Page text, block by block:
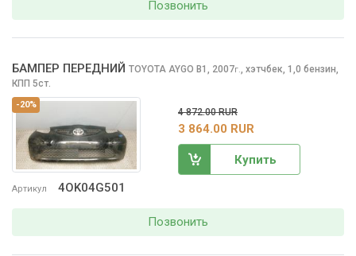
Позвонить
-20%
Артикул 4OK04G501
БАМПЕР ПЕРЕДНИЙ TOYOTA AYGO B1, 2007г., хэтчбек, 1,0 бензин,
КПП 5ст.
4 872.00 RUR
3 864.00 RUR
Купить
Позвонить